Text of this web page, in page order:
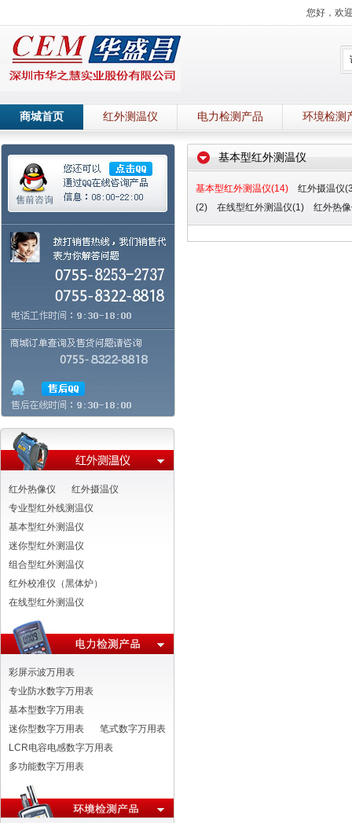
您好，欢
商城首页 红外测温仪 电力检测产品 环境检测
红外热像仪
红外摄温仪
专业型红外线测温仪
基本型红外测温仪
迷你型红外测温仪
组合型红外测温仪
红外校准仪（黑体炉）
在线型红外测温仪
彩屏示波万用表
专业防水数字万用表
基本型数字万用表
迷你型数字万用表
笔式数字万用表
LCR电容电感数字万用表
多功能数字万用表
基本型红外测温仪
基本型红外测温仪(14)
红外摄温仪
(2)
在线型红外测温仪(1) 红外热